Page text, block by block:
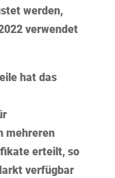
werden,
verwendet
hat das
mehreren
erteilt, so
verfügbar